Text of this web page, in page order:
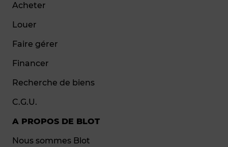
Acheter
Louer
Faire gérer
Financer
Recherche de biens
C.G.U.
A PROPOS DE BLOT
Nous sommes Blot